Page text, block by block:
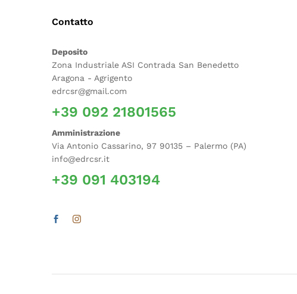
Contatto
Deposito
Zona Industriale ASI Contrada San Benedetto
Aragona - Agrigento
edrcsr@gmail.com
+39 092 21801565
Amministrazione
Via Antonio Cassarino, 97 90135 – Palermo (PA)
info@edrcsr.it
+39 091 403194